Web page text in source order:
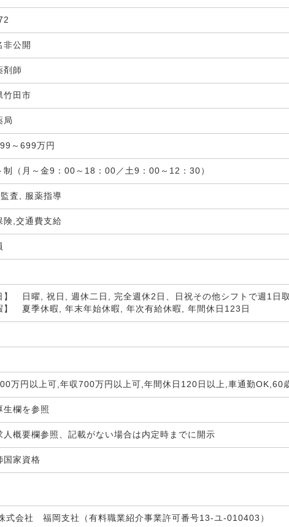
非公開
剤師
竹田市
局
～699万円
制（月～金9：00～18：00／土9：00～12：30）
査, 服薬指導
険,交通費支給
】 日曜, 祝日, 週休二日, 完全週休2日、日祝その他シフトで週1日
】 夏季休暇, 年末年始休暇, 年次有給休暇, 年間休日123日
万円以上可,年収700万円以上可,年間休日120日以上,車通勤OK,60
生欄を参照
人概要欄参照、記載がない場合は内定時までに開示
国家資格
式会社 福岡支社（有料職業紹介事業許可番号13-ユ-010403）